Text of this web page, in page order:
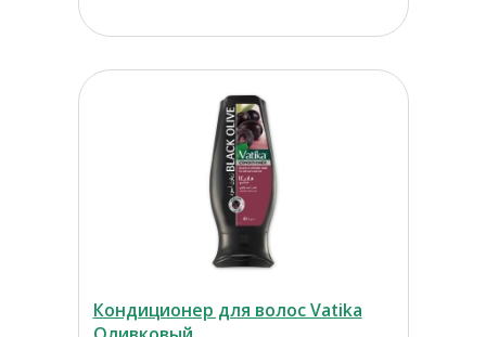
Кондиционер для волос Vatika